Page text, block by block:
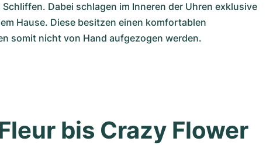
Dabei schlagen im Inneren der Uhren exklusive
Hause. Diese besitzen einen komfortablen
somit nicht von Hand aufgezogen werden.
bis Crazy Flower